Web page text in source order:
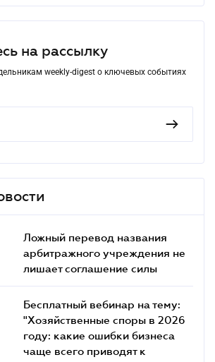
на рассылку
weekly-digest о ключевых событиях
Ложный перевод названия
арбитражного учреждения не
лишает соглашение силы
Бесплатный вебинар на тему:
"Хозяйственные споры в 2026
году: какие ошибки бизнеса
чаще всего приводят к